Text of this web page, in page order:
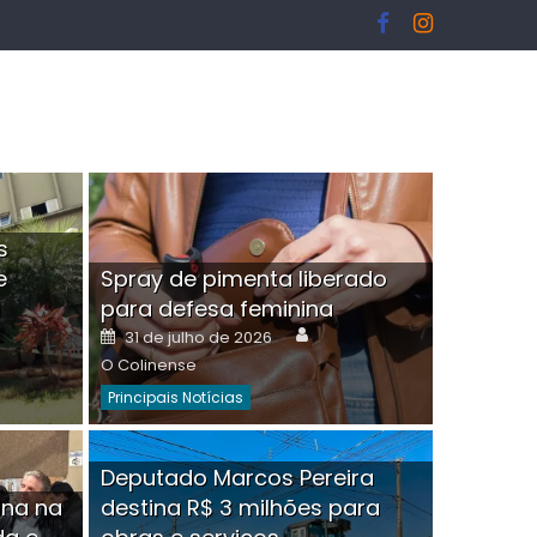
Martins Tristão é
mascarado
Spray de pimenta liberado
para defesa feminina
Posted
on
31 de julho de 2026 Author
O Colinense
Principais Notícias
na
Deputado Marcos Pereira
destina R$ 3 milhões para